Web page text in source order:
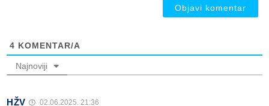
4 KOMENTAR/A
Najnoviji
HŽV 02.06.2025. 21:36